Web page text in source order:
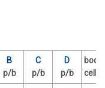
B
p/b
C
p/b
D
p/b
body